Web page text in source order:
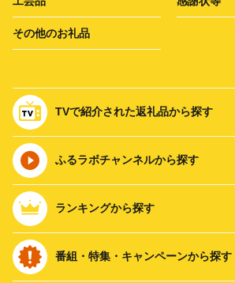
その他のお礼品
TVで紹介された返礼品から探す
ふるラボチャンネルから探す
ランキングから探す
番組・特集・キャンペーンから探す